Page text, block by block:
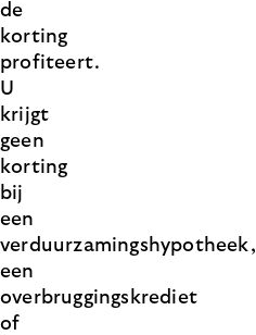
de
korting
profiteert.
U
krijgt
geen
korting
bij
een
verduurzamingshypotheek,
een
overbruggingskrediet
of